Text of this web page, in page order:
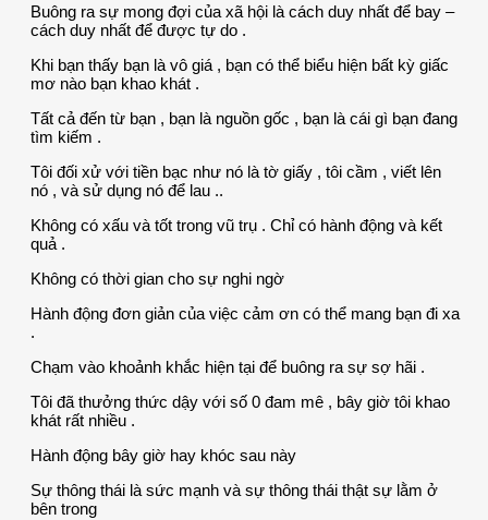
Buông ra sự mong đợi của xã hội là cách duy nhất để bay –
cách duy nhất để được tự do .
Khi bạn thấy bạn là vô giá , bạn có thể biểu hiện bất kỳ giấc
mơ nào bạn khao khát .
Tất cả đến từ bạn , bạn là nguồn gốc , bạn là cái gì bạn đang
tìm kiếm .
Tôi đối xử với tiền bạc như nó là tờ giấy , tôi cầm , viết lên
nó , và sử dụng nó để lau ..
Không có xấu và tốt trong vũ trụ . Chỉ có hành động và kết
quả .
Không có thời gian cho sự nghi ngờ
Hành động đơn giản của việc cảm ơn có thể mang bạn đi xa
.
Chạm vào khoảnh khắc hiện tại để buông ra sự sợ hãi .
Tôi đã thưởng thức dậy với số 0 đam mê , bây giờ tôi khao
khát rất nhiều .
Hành động bây giờ hay khóc sau này
Sự thông thái là sức mạnh và sự thông thái thật sự lằm ở
bên trong